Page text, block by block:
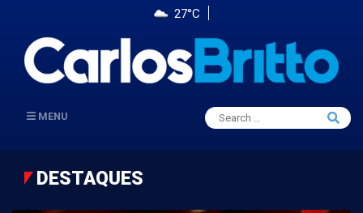
27°C
MENU
Search
for:
Search
DESTAQUES